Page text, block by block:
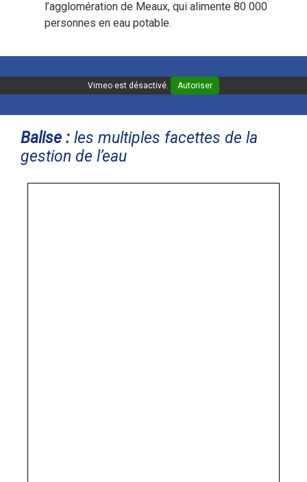
l’agglomération de Meaux, qui alimente 80 000
personnes en eau potable.
Vimeo est désactivé. Autoriser
Balise : les multiples facettes de la
gestion de l’eau